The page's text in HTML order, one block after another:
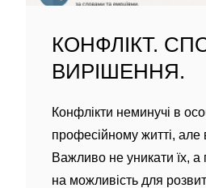
КОНФЛІКТ.
ВИРІШЕННЯ.
Конфлікти неминучі в
професійному житті,
Важливо не уникати їх,
на можливість для